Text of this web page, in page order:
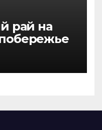
рай на